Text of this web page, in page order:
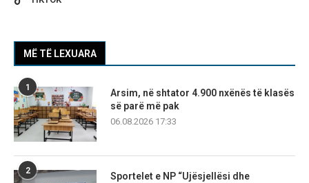
MË TË LEXUARA
1
Arsim, në shtator 4.900 nxënës të klasës
së parë më pak
06.08.2026 17:33
2
Sportelet e NP “Ujësjellësi dhe